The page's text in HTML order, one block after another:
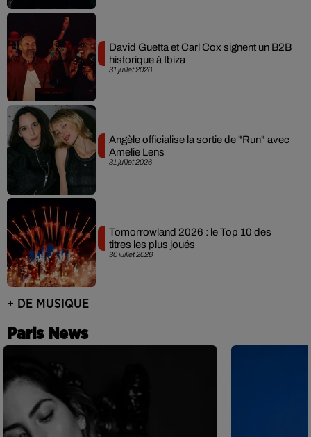
31 juillet 2026
David Guetta et Carl Cox signent un B2B
historique à Ibiza
31 juillet 2026
Angèle officialise la sortie de "Run" avec
Amelie Lens
30 juillet 2026
Tomorrowland 2026 : le Top 10 des
titres les plus joués
+ DE MUSIQUE
Paris News